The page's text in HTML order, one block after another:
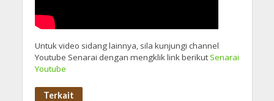
Untuk video sidang lainnya, sila kunjungi channel
Youtube Senarai dengan mengklik link berikutSenarai
Youtube
Terkait